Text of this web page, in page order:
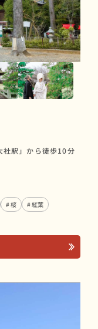
社駅」から徒歩10分
# 桜
# 紅葉